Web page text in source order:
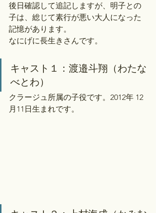
後日確認して追記しますが、明子との
子は、総じて素行が悪い大人になった
記憶があります。
なにげに長生きさんです。
キャスト１：渡邉斗翔（わたな
べとわ）
クラージュ所属の子役です。2012年 12
月11日生まれです。